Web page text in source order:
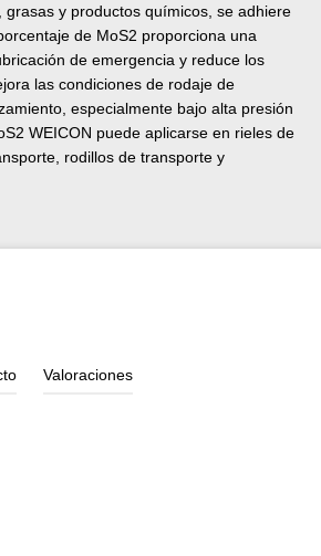
y productos químicos, se adhiere
de MoS2 proporciona una
de emergencia y reduce los
las condiciones de rodaje de
especialmente bajo alta presión
WEICON puede aplicarse en rieles de
rodillos de transporte y
en todo lugar en que no se desea o no
Valoraciones